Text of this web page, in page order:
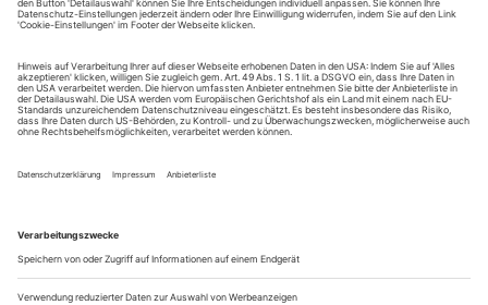
Shakespeare «Der Kaufmann von Venedig» (Schauspielhaus Dresden)
Zwölf Männer, halbnackt, in schwarzer Einheitsunterhose,
eingesperrt in einen mit schwarzem Tuch ausgeschlagenen
Innenhof. Fast alle sind jung, athletisch, zart. Sie befühlen und
einer, den sie abstoßen, aus unerfindlichen Gründen. Ein
kräftiger...